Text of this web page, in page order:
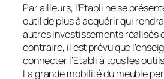
Par ailleurs, l’Etabli ne se
outil de plus à acquérir qui
autres investissements réalisés
contraire, il est prévu que
connecter l’Etabli à tous les
La grande mobilité du meuble